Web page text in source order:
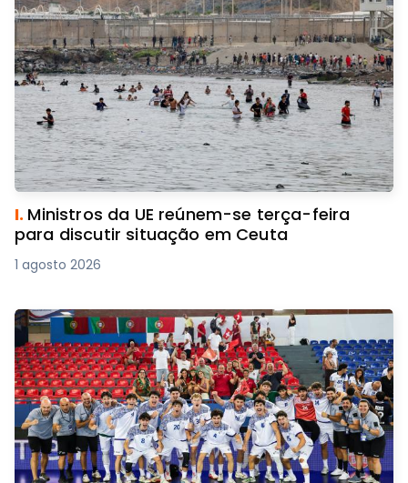
I. Ministros da UE reúnem-se terça-feira
para discutir situação em Ceuta
1 agosto 2026